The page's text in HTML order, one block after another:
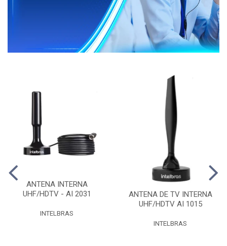
ANTENA INTERNA
UHF/HDTV - AI 2031
INTELBRAS
ANTENA DE TV INTERNA
UHF/HDTV AI 1015
INTELBRAS